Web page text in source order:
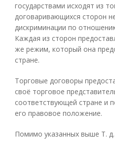
государствами исходят из
договаривающихся сторон
дискриминации по
Каждая из сторон
же режим, который она
стране.
Торговые договоры
своё торговое
соответствующей стране и
его правовое положение.
Помимо указанных выше Т.